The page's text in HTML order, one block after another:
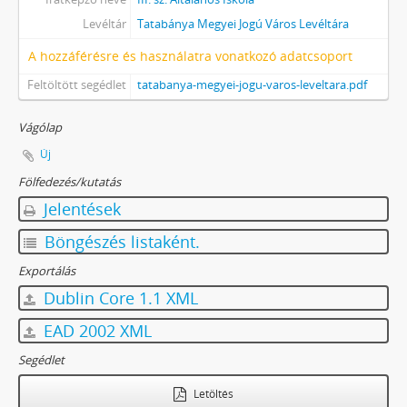
[fondfőcsoport] XIV - Személyek, 1895 - 2006
[fondfőcsoport] XV - Gyűjtemények, 1223 - 2024
[fondfőcsoport] XVII - Néphatalmi és különleges feladatokra létrejött bizottságok, 1945 - 1949
[fondfőcsoport] XXIV - Az államigazgatás területi szervei, 1899 - 2002
Levéltár
Tatabánya Megyei Jogú Város Levéltára
A hozzáférésre és használatra vonatkozó adatcsoport
Feltöltött segédlet tatabanya-megyei-jogu-varos-leveltara.pdf
Vágólap
Új
Fölfedezés/kutatás
Jelentések
Böngészés listaként.
Exportálás
Dublin Core 1.1 XML
EAD 2002 XML
Segédlet
Letöltés